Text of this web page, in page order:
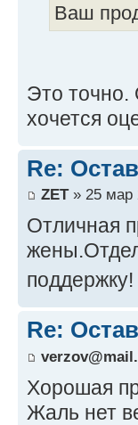
Ваш
Это точно.
хочется
Re:
ZET» 25 мар
Отличная
Re:
Хорошая
Жаль нет